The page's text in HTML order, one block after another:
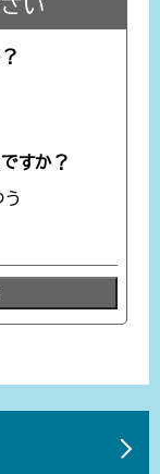
すか？
う